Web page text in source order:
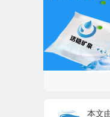
本文